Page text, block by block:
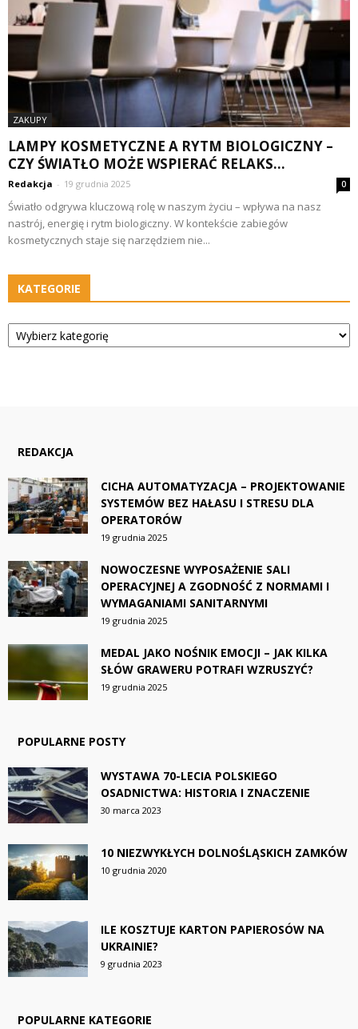
ZAKUPY
LAMPY KOSMETYCZNE A RYTM BIOLOGICZNY –
CZY ŚWIATŁO MOŻE WSPIERAĆ RELAKS...
Redakcja - 19 grudnia 2025 0
Światło odgrywa kluczową rolę w naszym życiu – wpływa na nasz
nastrój, energię i rytm biologiczny. W kontekście zabiegów
kosmetycznych staje się narzędziem nie...
KATEGORIE
Kategorie
REDAKCJA
CICHA AUTOMATYZACJA – PROJEKTOWANIE
SYSTEMÓW BEZ HAŁASU I STRESU DLA
OPERATORÓW
19 grudnia 2025
NOWOCZESNE WYPOSAŻENIE SALI
OPERACYJNEJ A ZGODNOŚĆ Z NORMAMI I
WYMAGANIAMI SANITARNYMI
19 grudnia 2025
MEDAL JAKO NOŚNIK EMOCJI – JAK KILKA
SŁÓW GRAWERU POTRAFI WZRUSZYĆ?
19 grudnia 2025
POPULARNE POSTY
WYSTAWA 70-LECIA POLSKIEGO
OSADNICTWA: HISTORIA I ZNACZENIE
30 marca 2023
10 NIEZWYKŁYCH DOLNOŚLĄSKICH ZAMKÓW
10 grudnia 2020
ILE KOSZTUJE KARTON PAPIEROSÓW NA
UKRAINIE?
9 grudnia 2023
POPULARNE KATEGORIE